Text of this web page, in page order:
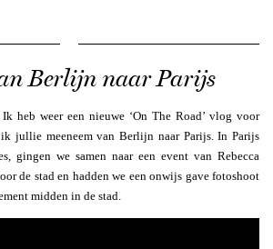
Berlijn naar Parijs
Ik heb weer een nieuwe ‘On The Road’ vlog voor
jullie meeneem van Berlijn naar Parijs. In Parijs
gingen we samen naar een event van Rebecca
de stad en hadden we een onwijs gave fotoshoot
midden in de stad.